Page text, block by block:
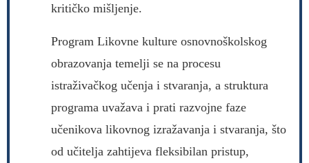
kritičko mišljenje.
Program Likovne kulture osnovnoškolskog
obrazovanja temelji se na procesu
istraživačkog učenja i stvaranja, a struktura
programa uvažava i prati razvojne faze
učenikova likovnog izražavanja i stvaranja, što
od učitelja zahtijeva fleksibilan pristup,